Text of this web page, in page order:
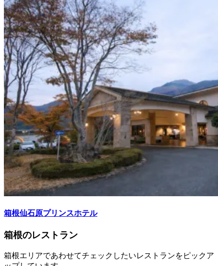
箱根仙石原プリンスホテル
箱根のレストラン
箱根エリアであわせてチェックしたいレストランをピックア